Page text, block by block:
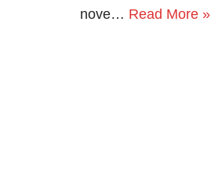
nove… Read More »